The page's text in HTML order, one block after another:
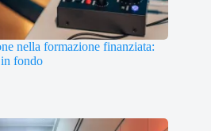
nella formazione finanziata:
fondo